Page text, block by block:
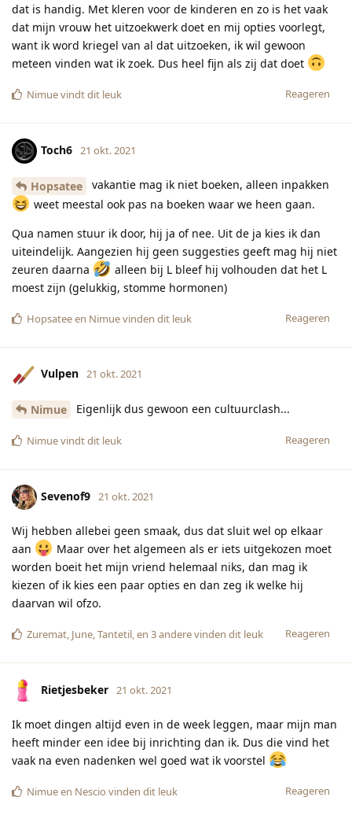
dat is handig. Met kleren voor de kinderen en zo is het vaak
dat mijn vrouw het uitzoekwerk doet en mij opties voorlegt,
want ik word kriegel van al dat uitzoeken, ik wil gewoon
meteen vinden wat ik zoek. Dus heel fijn als zij dat doet
Reageren
Nimuevindt dit leuk
Toch6 21 okt. 2021
Hopsatee
vakantie mag ik niet boeken, alleen inpakken
weet meestal ook pas na boeken waar we heen gaan.
Qua namen stuur ik door, hij ja of nee. Uit de ja kies ik dan
uiteindelijk. Aangezien hij geen suggesties geeft mag hij niet
zeuren daarna
alleen bij L bleef hij volhouden dat het L
moest zijn (gelukkig, stomme hormonen)
Reageren
Hopsateeen Nimuevinden dit leuk
Vulpen 21 okt. 2021
Nimue Eigenlijk dus gewoon een cultuurclash...
Reageren
Nimuevindt dit leuk
Sevenof9 21 okt. 2021
Wij hebben allebei geen smaak, dus dat sluit wel op elkaar
aan
Maar over het algemeen als er iets uitgekozen moet
worden boeit het mijn vriend helemaal niks, dan mag ik
kiezen of ik kies een paar opties en dan zeg ik welke hij
daarvan wil ofzo.
Reageren
Zuremat, June,Tantetil, en 3anderevinden dit leuk
Rietjesbeker 21 okt. 2021
Ik moet dingen altijd even in de week leggen, maar mijn man
heeft minder een idee bij inrichting dan ik. Dus die vind het
vaak na even nadenken wel goed wat ik voorstel
Reageren
Nimueen Nescio vinden dit leuk